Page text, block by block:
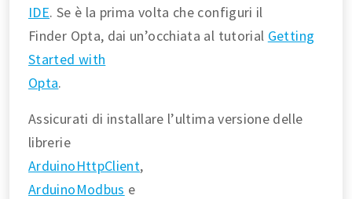
IDE. Se è la prima volta che configuri il
Finder Opta, dai un’occhiata al tutorial Getting
Started with
Opta.
Assicurati di installare l’ultima versione delle
librerie
ArduinoHttpClient,
ArduinoModbus e